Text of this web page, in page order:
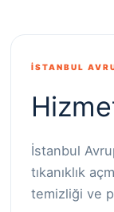
İSTANBUL
İstanbul
tıkanıklık
temizliği ve